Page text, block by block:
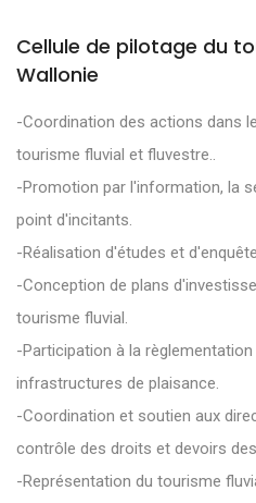
Cellule de pilotage du
Wallonie
-Coordination des actions dans
tourisme fluvial et fluvestre..
-Promotion par l'information, la
point d'incitants.
-Réalisation d'études et
-Conception de plans
tourisme fluvial.
-Participation à la
infrastructures de plaisance.
-Coordination et soutien aux
contrôle des droits et devoirs
-Représentation du tourisme